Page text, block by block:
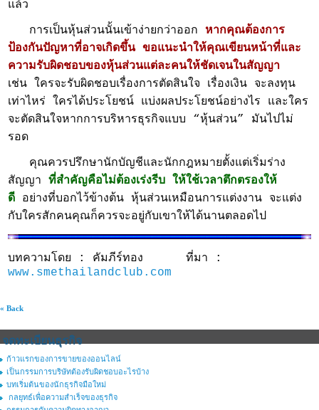
แล้ว
การเป็นหุ้นส่วนนั้นเข้าง่ายกว่าออก หากคุณต้องการ
ป้องกันปัญหาที่อาจเกิดขึ้น ขอแนะนำให้คุณเขียนหน้าที่และ
ความรับผิดชอบของหุ้นส่วนแต่ละคนให้ชัดเจนในสัญญา
เช่น ใครจะรับผิดชอบเรื่องการตัดสินใจ เรื่องเงิน จะลงทุน
เท่าไหร่ ใครได้ประโยชน์ แบ่งผลประโยชน์อย่างไร และใคร
จะตัดสินใจหากการบริหารธุรกิจแบบ “หุ้นส่วน” มันไปไม่
รอด
คุณควรปรึกษานักบัญชีและนักกฎหมายตั้งแต่เริ่มร่าง
สัญญาที่สำคัญคือไม่ต้องเร่งรีบ ให้ใช้เวลาตึกตรองให้
ดี อย่างที่บอกไว้ข้างต้น หุ้นส่วนเหมือนการแต่งงาน จะแต่ง
กับใครสักคนคุณก็ควรจะอยู่กับเขาให้ได้นานตลอดไป
บทความโดย : คัมภีร์ทอง ที่มา :
www.smethailandclub.com
« Back
จดทะเบียนธุรกิจ
ก้าวแรกของการขายของออนไลน์
เป็นกรรมการบริษัทต้องรับผิดชอบอะไรบ้าง
บทเริ่มต้นของนักธุรกิจมือใหม่
กลยุทธ์เพื่อความสำเร็จของธุรกิจ